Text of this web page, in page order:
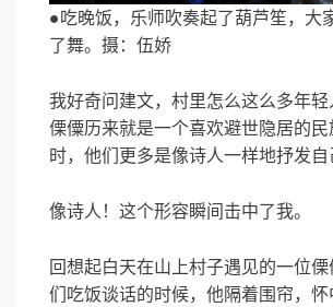
●吃晚饭，乐师吹奏起了葫芦笙，大
了舞。摄：伍娇
我好奇问建文，村里怎么这么多年轻
傈僳历来就是一个喜欢避世隐居的
时，他们更多是像诗人一样地抒发自
像诗人！这个形容瞬间击中了我。
回想起白天在山上村子遇见的一位
们吃饭谈话的时候，他隔着围帘，怀